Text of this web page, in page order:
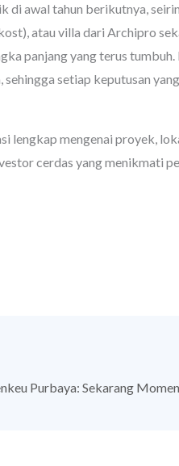
di awal tahun berikutnya,
atau villa dari Archipro
panjang yang terus tumbuh.
setiap keputusan
lengkap mengenai proyek,
cerdas yang menikmati
Purbaya: Sekarang